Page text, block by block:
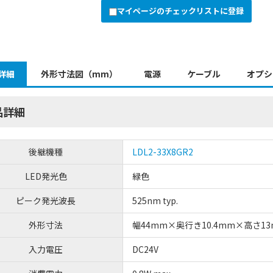
マイページのチェックリストに登録
細 外形寸法図（mm） 電源 ケーブル オプ
細
後継機種
LDL2-33X8GR2
LED発光色
緑色
ピーク発光波長
525nm typ.
外形寸法
幅44mm×奥行き10.4mm×高さ
入力電圧
DC24V